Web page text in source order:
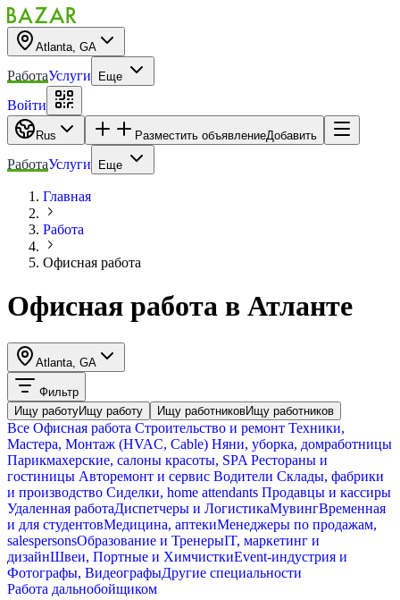
Atlanta, GA
РаботаУслуги Еще
Войти
Rus Разместить объявлениеДобавить
РаботаУслуги Еще
Главная
Работа
Офисная работа
Офисная работа в Атланте
Atlanta, GA
Фильтр
Ищу работуИщу работу Ищу работниковИщу работников
Все Офисная работа Строительство и ремонт Техники,
Мастера, Монтаж (HVAC, Cable) Няни, уборка, домработницы
Парикмахерские, салоны красоты, SPA Рестораны и
гостиницы Авторемонт и cервис Водители Склады, фабрики
и производство Сиделки, home attendants Продавцы и кассиры
Удаленная работаДиспетчеры и ЛогистикаМувингВременная
и для студентовМедицина, аптекиМенеджеры по продажам,
salespersonsОбразование и ТренерыIT, маркетинг и
дизайнШвеи, Портные и ХимчисткиEvent-индустрия и
Фотографы, ВидеографыДругие специальности
Работа дальнобойщиком